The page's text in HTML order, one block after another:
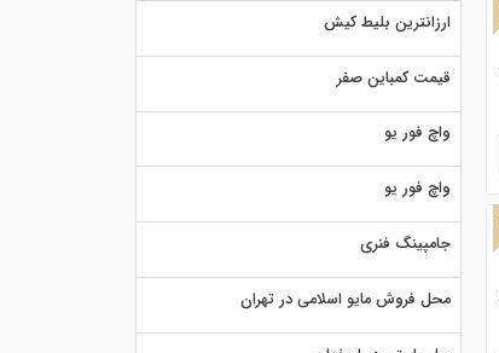
ارزانترین بلیط کیش
قیمت کمباین صفر
واچ فور یو
واچ فور یو
جامپینگ فنری
محل فروش مایو اسلامی در تهران